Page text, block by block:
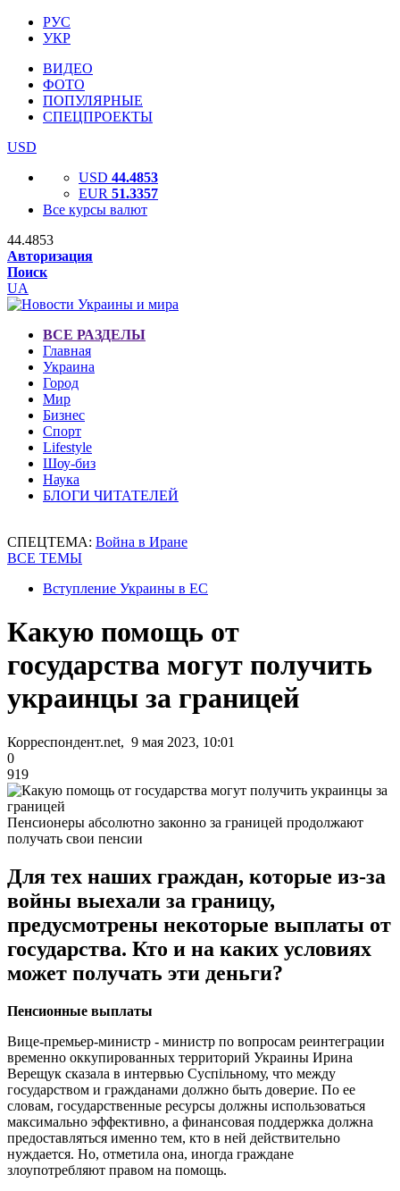
РУС
УКР
ВИДЕО
ФОТО
ПОПУЛЯРНЫЕ
СПЕЦПРОЕКТЫ
USD
USD 44.4853
EUR 51.3357
Все курсы валют
44.4853
Авторизация
Поиск
UA
ВСЕ РАЗДЕЛЫ
Главная
Украина
Город
Мир
Бизнес
Спорт
Lifestyle
Шоу-биз
Наука
БЛОГИ ЧИТАТЕЛЕЙ
СПЕЦТЕМА: Война в Иране
ВСЕ ТЕМЫ
Вступление Украины в ЕС
Какую помощь от
государства могут получить
украинцы за границей
Корреспондент.net, 9 мая 2023, 10:01
0
919
Пенсионеры абсолютно законно за границей продолжают
получать свои пенсии
Для тех наших граждан, которые из-за
войны выехали за границу,
предусмотрены некоторые выплаты от
государства. Кто и на каких условиях
может получать эти деньги?
Пенсионные выплаты
Вице-премьер-министр - министр по вопросам реинтеграции
временно оккупированных территорий Украины Ирина
Верещук сказала в интервью Суспільному, что между
государством и гражданами должно быть доверие. По ее
словам, государственные ресурсы должны использоваться
максимально эффективно, а финансовая поддержка должна
предоставляться именно тем, кто в ней действительно
нуждается. Но, отметила она, иногда граждане
злоупотребляют правом на помощь.